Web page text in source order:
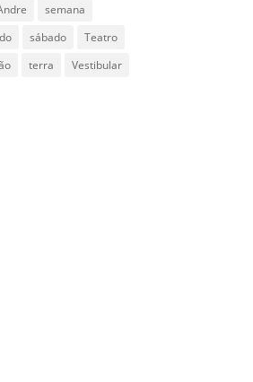
semana
sábado
Teatro
terra Vestibular